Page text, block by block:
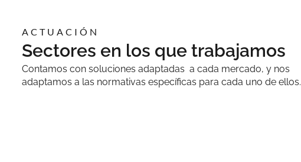
ACTUACIÓN
Sectores en los que trabajamos
Contamos con soluciones adaptadas a cada mercado, y nos
adaptamos a las normativas específicas para cada uno de ellos.